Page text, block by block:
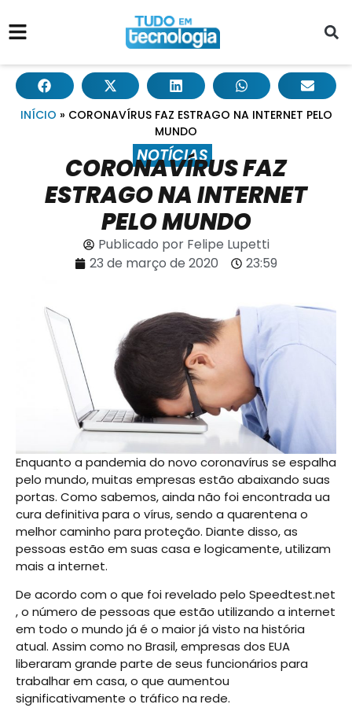
INÍCIO » CORONAVÍRUS FAZ ESTRAGO NA INTERNET PELO
MUNDO
NOTÍCIAS
CORONAVÍRUS FAZ
ESTRAGO NA INTERNET
PELO MUNDO
Publicado porFelipe Lupetti
23 de março de 2020
23:59
Enquanto a pandemia do novo coronavírus se espalha
pelo mundo, muitas empresas estão abaixando suas
portas. Como sabemos, ainda não foi encontrada ua
cura definitiva para o vírus, sendo a quarentena o
melhor caminho para proteção. Diante disso, as
pessoas estão em suas casa e logicamente, utilizam
mais a internet.
De acordo com o que foi revelado pelo Speedtest.net
, o número de pessoas que estão utilizando a internet
em todo o mundo já é o maior já visto na história
atual. Assim como no Brasil, empresas dos EUA
liberaram grande parte de seus funcionários para
trabalhar em casa, o que aumentou
significativamente o tráfico na rede.